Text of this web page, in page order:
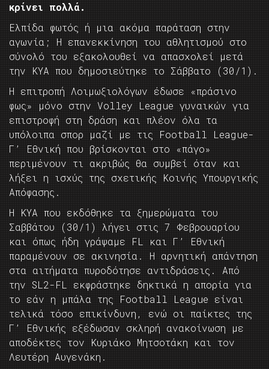
κρίνει πολλά.
Ελπίδα φωτός ή μια ακόμα παράταση στην
αγωνία; Η επανεκκίνηση του αθλητισμού στο
σύνολό του εξακολουθεί να απασχολεί μετά
την ΚΥΑ που δημοσιεύτηκε το Σάββατο (30/1).
Η επιτροπή Λοιμωξιολόγων έδωσε «πράσινο
φως» μόνο στην Volley League γυναικών για
επιστροφή στη δράση και πλέον όλα τα
υπόλοιπα σπορ μαζί με τις Football League-
Γ’ Εθνική που βρίσκονται στο «πάγο»
περιμένουν τι ακριβώς θα συμβεί όταν και
λήξει η ισχύς της σχετικής Κοινής Υπουργικής
Απόφασης.
Η ΚΥΑ που εκδόθηκε τα ξημερώματα του
Σαββάτου (30/1) λήγει στις 7 Φεβρουαρίου
και όπως ήδη γράψαμε FL και Γ’ Εθνική
παραμένουν σε ακινησία. Η αρνητική απάντηση
στα αιτήματα πυροδότησε αντιδράσεις. Από
την SL2-FL εκφράστηκε δηκτικά η απορία για
το εάν η μπάλα της Football League είναι
τελικά τόσο επικίνδυνη, ενώ οι παίκτες της
Γ’ Εθνικής εξέδωσαν σκληρή ανακοίνωση με
αποδέκτες τον Κυριάκο Μητσοτάκη και τον
Λευτέρη Αυγενάκη.